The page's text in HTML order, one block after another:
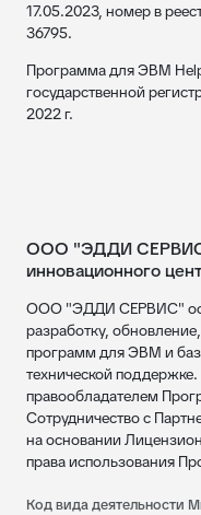
17.05.2023, номер в
36795.
Программа для ЭВМ
государственной
2022 г.
ООО "ЭДДИ СЕРВИС"
инновационного
ООО "ЭДДИ СЕРВИС"
разработку,
программ для ЭВМ и баз
технической
правообладателем
Сотрудничество с
на основании
права использования
Код вида деятельности